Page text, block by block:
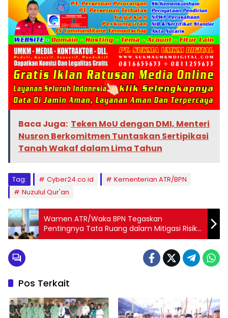
Baca Juga: Teken MoU dengan DMI, Menteri
Nusron Berkomitmen Tuntaskan Sertipikasi
Tanah Wakaf dalam Lima Tahun
Tag: Cyber24.co.id
Kementerian ATR/BPN
Nuzulul Qur'an
Wamen ATR/Waka BPN Tegaskan
Pentingnya Tata Ruang dalam Mitigasi Risiko
Bencana
Pos Terkait